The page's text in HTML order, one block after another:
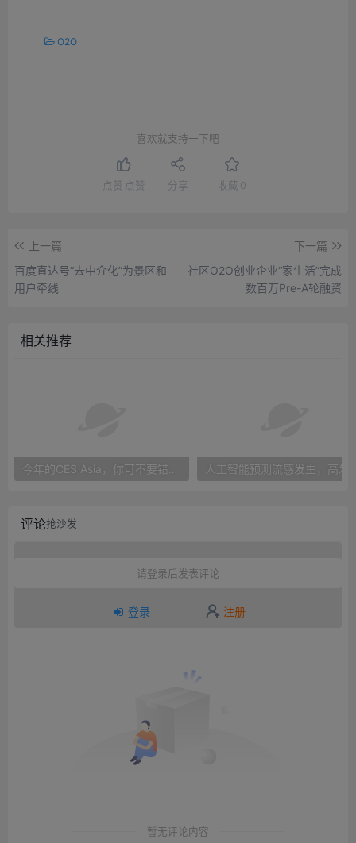
O2O
喜欢就支持一下吧
点赞 点赞 分享 收藏 0
上一篇
百度直达号“去中介化”为景区和
用户牵线
下一篇
社区O2O创业企业“家生活”完成
数百万Pre-A轮融资
相关推荐
评论抢沙发
请登录后发表评论
登录 注册
暂无评论内容